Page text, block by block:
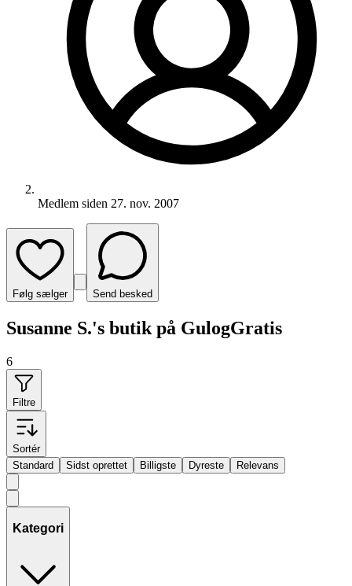
Medlem siden 27. nov. 2007
Følg sælger Send besked
Susanne S.'s butik på GulogGratis
6
Filtre
Sortér
Standard
Sidst oprettet Billigste Dyreste Relevans
Kategori